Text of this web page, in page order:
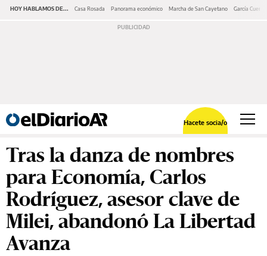
HOY HABLAMOS DE... Casa Rosada Panorama económico Marcha de San Cayetano García Cuerva
Hacete socia/o
Tras la danza de nombres
para Economía, Carlos
Rodríguez, asesor clave de
Milei, abandonó La Libertad
Avanza